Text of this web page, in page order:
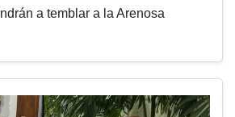
a temblar a la Arenosa